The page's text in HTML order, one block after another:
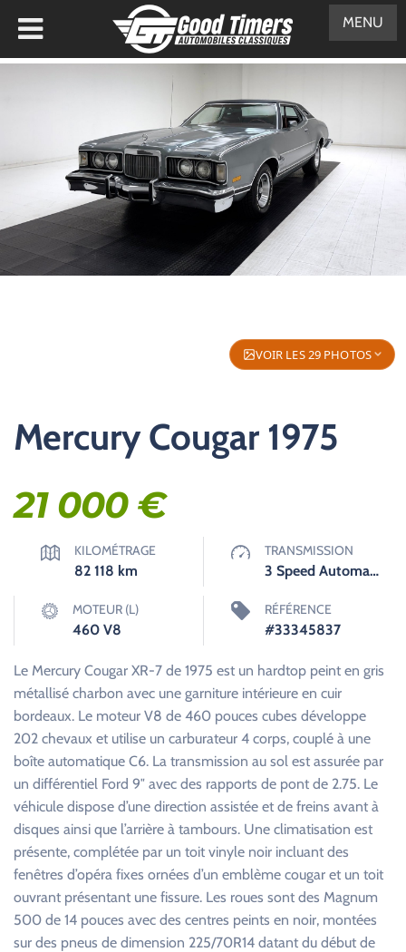
VOIR LES 29 PHOTOS
Mercury Cougar 1975
21 000€
KILOMÉTRAGE
82 118 km
TRANSMISSION
3 Speed Automatique
MOTEUR (L)
460 V8
RÉFÉRENCE
#33345837
Le Mercury Cougar XR-7 de 1975 est un hardtop peint en gris
métallisé charbon avec une garniture intérieure en cuir
bordeaux. Le moteur V8 de 460 pouces cubes développe
202 chevaux et utilise un carburateur 4 corps, couplé à une
boîte automatique C6. La transmission au sol est assurée par
un différentiel Ford 9″ avec des rapports de pont de 2.75. Le
véhicule dispose d’une direction assistée et de freins avant à
disques ainsi que l’arrière à tambours. Une climatisation est
présente, complétée par un toit vinyle noir incluant des
fenêtres d’opéra fixes ornées d’un emblème cougar et un toit
ouvrant présentant une fissure. Les roues sont des Magnum
500 de 14 pouces avec des centres peints en noir, montées
sur des pneus de dimension 225/70R14 datant du début de
MENU